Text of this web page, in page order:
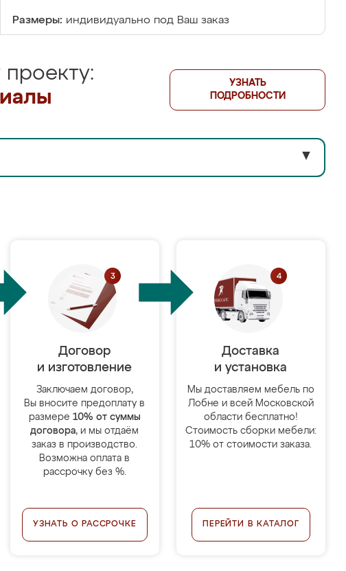
Размеры: индивидуально под Ваш заказ
УЗНАТЬ
ПОДРОБНОСТИ
▼
Договор
и изготовление
Заключаем договор,
Вы вносите предоплату в
размере 10% от суммы
договора, и мы отдаём
заказ в производство.
Возможна оплата в
рассрочку без %.
УЗНАТЬ О РАССРОЧКЕ
Доставка
и установка
Мы доставляем мебель по
Лобне и всей Московской
области бесплатно!
Стоимость сборки мебели:
10% от стоимости заказа.
ПЕРЕЙТИ В КАТАЛОГ